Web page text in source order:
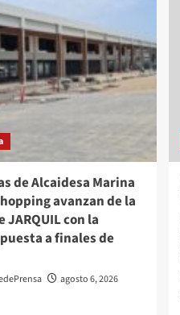
de Alcaidesa Marina
avanzan de la
JARQUIL con la
a finales de
agosto 6, 2026